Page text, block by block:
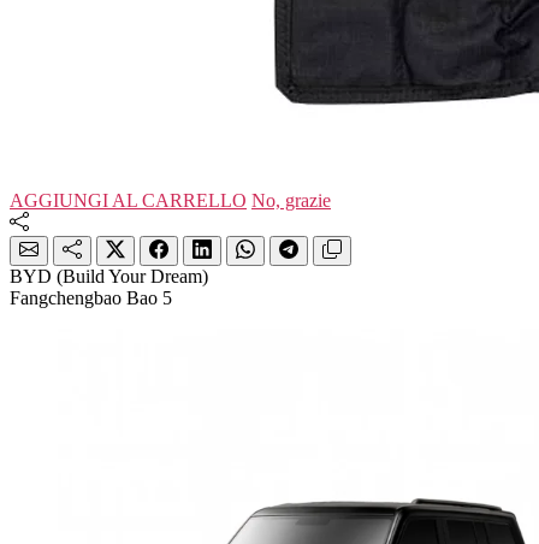
AGGIUNGI AL CARRELLO No, grazie
BYD (Build Your Dream)
Fangchengbao Bao 5